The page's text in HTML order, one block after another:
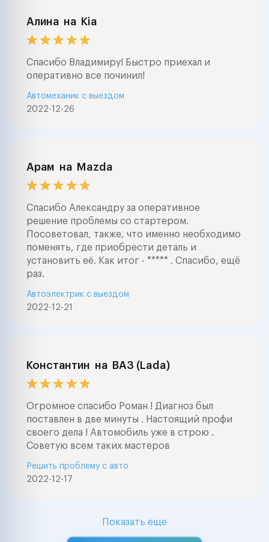
Алина на Kia
Спасибо Владимиру! Быстро приехал и
оперативно все починил!
2022-12-26
Автомеханик с выездом
Арам на Mazda
Спасибо Александру за оперативное
решение проблемы со стартером.
Посоветовал, также, что именно необходимо
поменять, где приобрести деталь и
установить её. Как итог - ***** . Спасибо, ещё
раз.
2022-12-21
Автоэлектрик с выездом
Константин на ВАЗ (Lada)
Огромное спасибо Роман ! Диагноз был
поставлен в две минуты . Настоящий профи
своего дела ! Автомобиль уже в строю .
Советую всем таких мастеров
2022-12-17
Решить проблему с авто
Показать еще